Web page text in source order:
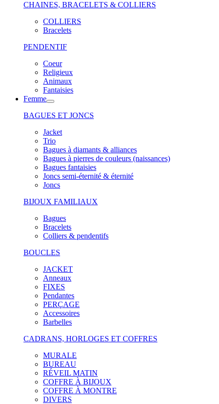
CHAINES, BRACELETS & COLLIERS
COLLIERS
Bracelets
PENDENTIF
Coeur
Religieux
Animaux
Fantaisies
Femme
BAGUES ET JONCS
Jacket
Trio
Bagues à diamants & alliances
Bagues à pierres de couleurs (naissances)
Bagues fantaisies
Joncs semi-éternité & éternité
Joncs
BIJOUX FAMILIAUX
Bagues
Bracelets
Colliers & pendentifs
BOUCLES
JACKET
Anneaux
FIXES
Pendantes
PERÇAGE
Accessoires
Barbelles
CADRANS, HORLOGES ET COFFRES
MURALE
BUREAU
RÉVEIL MATIN
COFFRE À BIJOUX
COFFRE À MONTRE
DIVERS